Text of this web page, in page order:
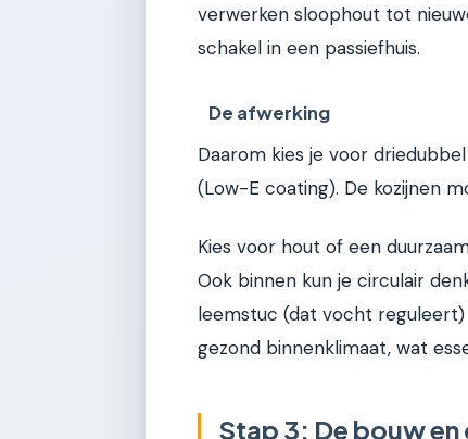
verwerken sloophout tot
schakel in een passiefhuis.
De afwerking
Daarom kies je voor
(Low-E coating). De kozijnen
Kies voor hout of een
Ook binnen kun je circulair
leemstuc (dat vocht
gezond binnenklimaat, wat
Stap 3: De bouw